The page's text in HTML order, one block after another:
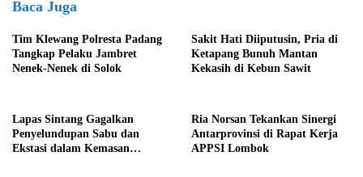
Baca Juga
Tim Klewang Polresta Padang
Tangkap Pelaku Jambret
Nenek-Nenek di Solok
Sakit Hati Diiputusin, Pria di
Ketapang Bunuh Mantan
Kekasih di Kebun Sawit
Lapas Sintang Gagalkan
Penyelundupan Sabu dan
Ekstasi dalam Kemasan
Ria Norsan Tekankan Sinergi
Antarprovinsi di Rapat Kerja
APPSI Lombok